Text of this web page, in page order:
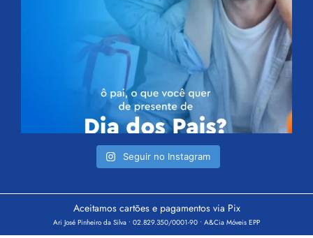
Seguir no Instagram
Aceitamos cartões e pagamentos via Pix
Ari José Pinheiro da Silva • 02.829.350/0001-90 • A&Cia Móveis EPP